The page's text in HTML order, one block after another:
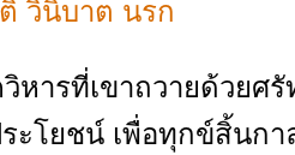
วินิบาต นรก
หารที่เขาถวายด้วย
ะโยชน์ เพื่อทุกข์สิ้นก